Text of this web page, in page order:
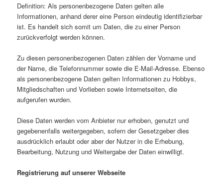
Definition: Als personenbezogene Daten gelten alle
Informationen, anhand derer eine Person eindeutig identifizierbar
ist. Es handelt sich somit um Daten, die zu einer Person
zurückverfolgt werden können.
Zu diesen personenbezogenen Daten zählen der Vorname und
der Name, die Telefonnummer sowie die E-Mail-Adresse. Ebenso
als personenbezogene Daten gelten Informationen zu Hobbys,
Mitgliedschaften und Vorlieben sowie Internetseiten, die
aufgerufen wurden.
Diese Daten werden vom Anbieter nur erhoben, genutzt und
gegebenenfalls weitergegeben, sofern der Gesetzgeber dies
ausdrücklich erlaubt oder aber der Nutzer in die Erhebung,
Bearbeitung, Nutzung und Weitergabe der Daten einwilligt.
Registrierung auf unserer Webseite